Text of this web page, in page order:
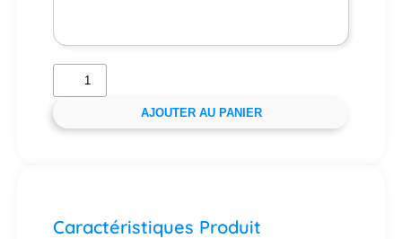
AJOUTER AU PANIER
Caractéristiques Produit